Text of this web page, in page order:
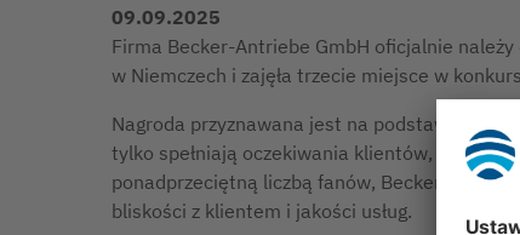
09.09.2025
Firma Becker-Antriebe GmbH oficjalnie
w Niemczech i zajęła trzecie miejsce w
Nagroda przyznawana jest na podstawie
tylko spełniają oczekiwania klientów, ale
ponadprzeciętną liczbą fanów, Becker należy
bliskości z klientem i jakości usług.